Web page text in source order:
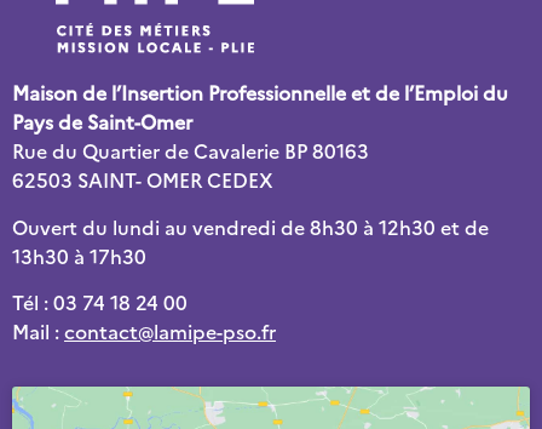
Maison de l’Insertion Professionnelle et de l’Emploi du
Pays de Saint-Omer
Rue du Quartier de Cavalerie BP 80163
62503 SAINT- OMER CEDEX
Ouvert du lundi au vendredi de 8h30 à 12h30 et de
13h30 à 17h30
Tél : 03 74 18 24 00
Mail :contact@lamipe-pso.fr